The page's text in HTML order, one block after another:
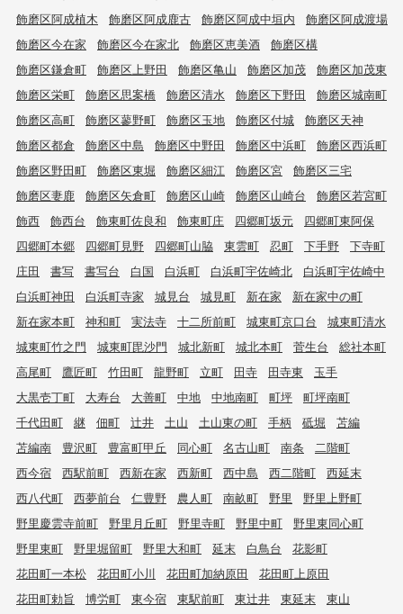
飾磨区阿成植木
飾磨区阿成鹿古 飾磨区阿成中垣内
飾磨区阿成渡場
飾磨区今在家
飾磨区今在家北 飾磨区恵美酒
飾磨区構
飾磨区鎌倉町
飾磨区上野田 飾磨区亀山 飾磨区加茂
飾磨区加茂東
飾磨区栄町
飾磨区思案橋 飾磨区清水 飾磨区下野田
飾磨区城南町
飾磨区高町
飾磨区蓼野町 飾磨区玉地 飾磨区付城
飾磨区天神
飾磨区都倉
飾磨区中島 飾磨区中野田 飾磨区中浜町
飾磨区西浜町
飾磨区野田町
飾磨区東堀 飾磨区細江 飾磨区宮
飾磨区三宅
飾磨区妻鹿
飾磨区矢倉町 飾磨区山崎 飾磨区山崎台
飾磨区若宮町
飾西
飾西台 飾東町佐良和 飾東町庄 四郷町坂元
四郷町東阿保
四郷町本郷
四郷町見野 四郷町山脇 東雲町 忍町 下手野
下寺町
庄田
書写 書写台 白国 白浜町 白浜町宇佐崎北
白浜町宇佐崎中
白浜町神田
白浜町寺家 城見台 城見町 新在家
新在家中の町
新在家本町
神和町 実法寺 十二所前町 城東町京口台
城東町清水
城東町竹之門
城東町毘沙門 城北新町 城北本町 菅生台
総社本町
高尾町
鷹匠町 竹田町 龍野町 立町 田寺 田寺東
玉手
大黒壱丁町
大寿台 大善町 中地 中地南町 町坪
町坪南町
千代田町
継 佃町 辻井 土山 土山東の町 手柄 砥堀
苫編
苫編南
豊沢町 豊富町甲丘 同心町 名古山町 南条
二階町
西今宿
西駅前町 西新在家 西新町 西中島 西二階町
西延末
西八代町
西夢前台 仁豊野 農人町 南畝町 野里
野里上野町
野里慶雲寺前町
野里月丘町 野里寺町 野里中町
野里東同心町
野里東町
野里堀留町 野里大和町 延末 白鳥台
花影町
花田町一本松
花田町小川 花田町加納原田
花田町上原田
花田町勅旨
博労町 東今宿 東駅前町 東辻井 東延末
東山